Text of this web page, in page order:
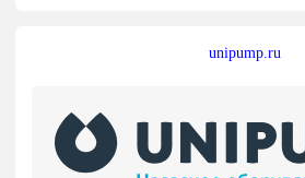
unipump.ru